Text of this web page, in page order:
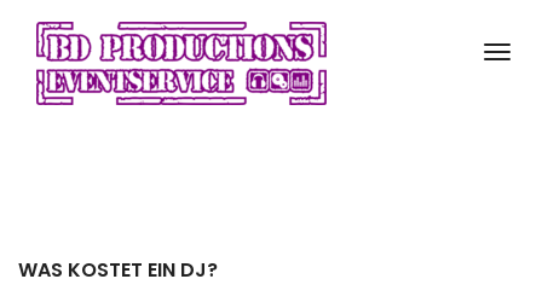
WAS KOSTET EIN DJ?